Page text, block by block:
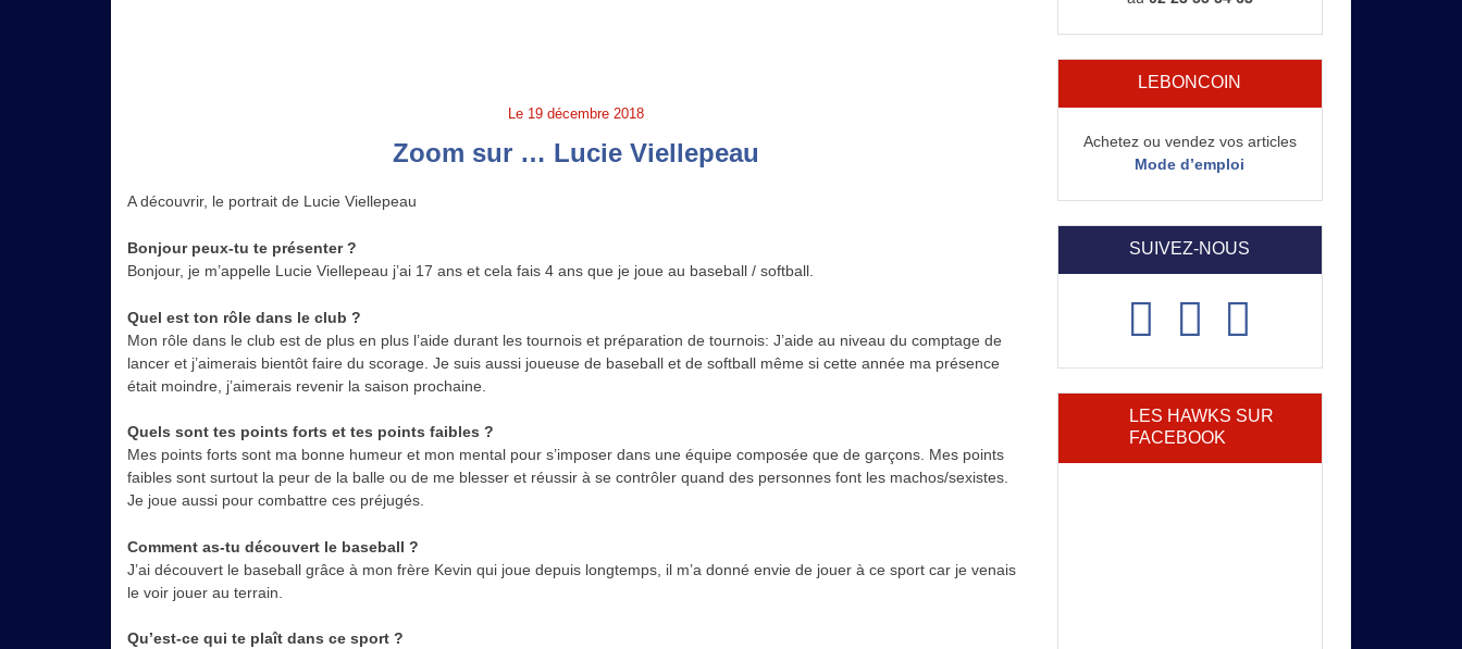
Le 19 décembre 2018
Zoom sur … Lucie Viellepeau
A découvrir, le portrait de Lucie Viellepeau
Bonjour peux-tu te présenter ?
Bonjour, je m’appelle Lucie Viellepeau j’ai 17 ans et cela fais 4 ans que je joue au baseball / softball.
Quel est ton rôle dans le club ?
Mon rôle dans le club est de plus en plus l’aide durant les tournois et préparation de tournois: J’aide au niveau du comptage de
lancer et j’aimerais bientôt faire du scorage. Je suis aussi joueuse de baseball et de softball même si cette année ma présence
était moindre, j’aimerais revenir la saison prochaine.
Quels sont tes points forts et tes points faibles ?
Mes points forts sont ma bonne humeur et mon mental pour s’imposer dans une équipe composée que de garçons. Mes points
faibles sont surtout la peur de la balle ou de me blesser et réussir à se contrôler quand des personnes font les machos/sexistes.
Je joue aussi pour combattre ces préjugés.
Comment as-tu découvert le baseball ?
J’ai découvert le baseball grâce à mon frère Kevin qui joue depuis longtemps, il m’a donné envie de jouer à ce sport car je venais
le voir jouer au terrain.
Qu’est-ce qui te plaît dans ce sport ?
LEBONCOIN
Achetez ou vendez vos articles
Mode d’emploi
SUIVEZ-NOUS
LES HAWKS SUR
FACEBOOK